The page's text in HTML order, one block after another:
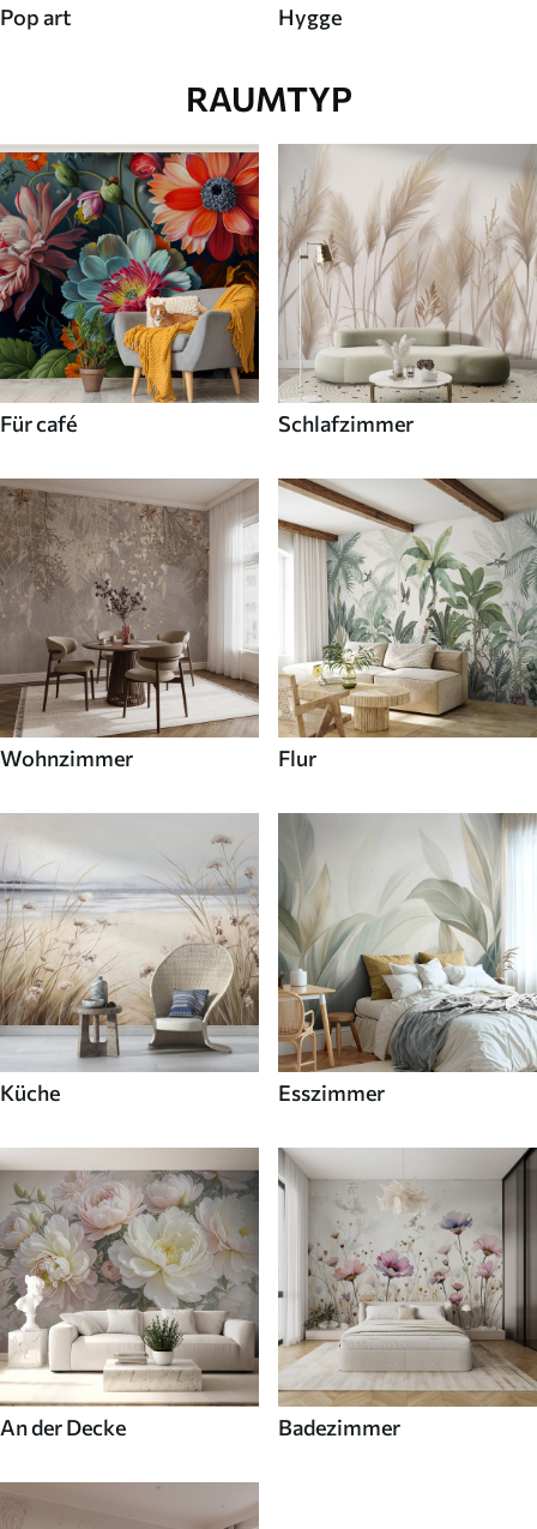
Pop art Hygge
RAUMTYP
Für café Schlafzimmer
Wohnzimmer Flur
Küche Esszimmer
An der Decke Badezimmer